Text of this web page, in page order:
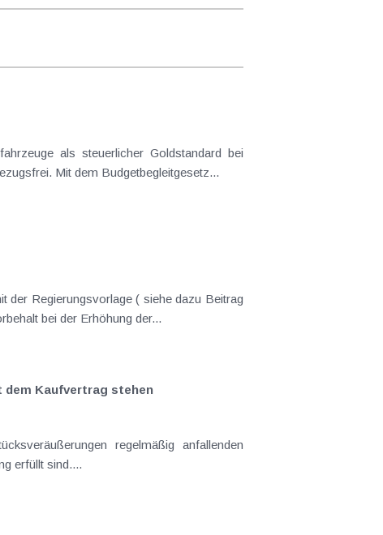
Mit dem Budgetbegleitgesetz...
der Regierungsvorlage ( siehe dazu Beitrag
Änderungen gekommen. Kein Progressionsvorbehalt bei der Erhöhung der...
dem Kaufvertrag stehen
erfüllt sind....